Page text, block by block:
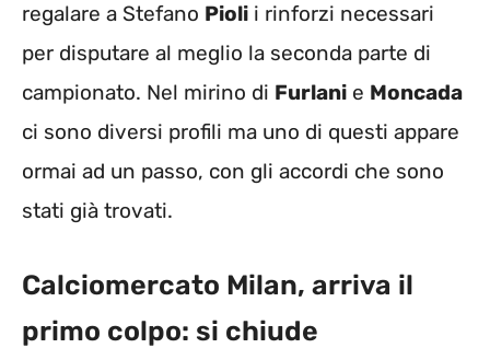
regalare a Stefano Pioli i rinforzi necessari
per disputare al meglio la seconda parte di
campionato. Nel mirino di Furlani e Moncada
ci sono diversi profili ma uno di questi appare
ormai ad un passo, con gli accordi che sono
stati già trovati.
Calciomercato Milan, arriva il
primo colpo: si chiude